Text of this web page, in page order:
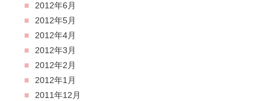
2012年6月
2012年5月
2012年4月
2012年3月
2012年2月
2012年1月
2011年12月